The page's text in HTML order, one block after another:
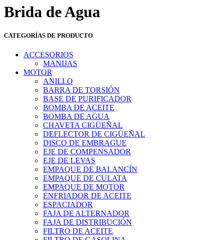
Brida de Agua
CATEGORÍAS DE PRODUCTO
ACCESORIOS
MANIJAS
MOTOR
ANILLO
BARRA DE TORSIÓN
BASE DE PURIFICADOR
BOMBA DE ACEITE
BOMBA DE AGUA
CHAVETA CIGÜEÑAL
DEFLECTOR DE CIGÜEÑAL
DISCO DE EMBRAGUE
EJE DE COMPENSADOR
EJE DE LEVAS
EMPAQUE DE BALANCÍN
EMPAQUE DE CULATA
EMPAQUE DE MOTOR
ENFRIADOR DE ACEITE
ESPACIADOR
FAJA DE ALTERNADOR
FAJA DE DISTRIBUCIÓN
FILTRO DE ACEITE